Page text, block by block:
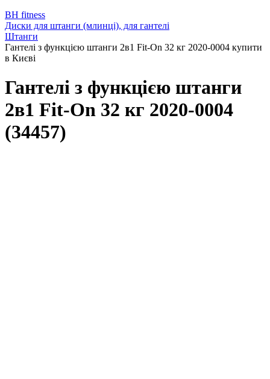
BH fitness
Диски для штанги (млинці), для гантелі
Штанги
Гантелі з функцією штанги 2в1 Fit-On 32 кг 2020-0004 купити
в Києві
Гантелі з функцією штанги
2в1 Fit-On 32 кг 2020-0004
(34457)